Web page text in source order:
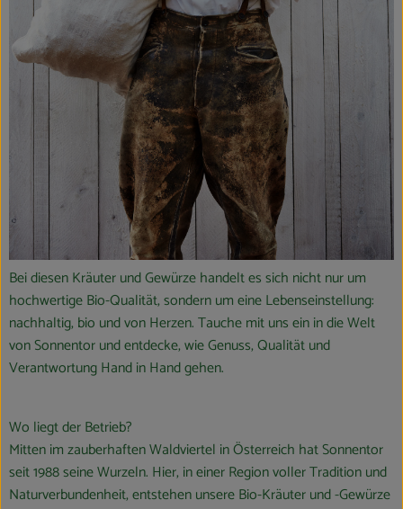
Bei diesen Kräuter und Gewürze handelt es sich nicht nur um
hochwertige Bio-Qualität, sondern um eine Lebenseinstellung:
nachhaltig, bio und von Herzen. Tauche mit uns ein in die Welt
von Sonnentor und entdecke, wie Genuss, Qualität und
Verantwortung Hand in Hand gehen.
Wo liegt der Betrieb?
Mitten im zauberhaften Waldviertel in Österreich hat Sonnentor
seit 1988 seine Wurzeln. Hier, in einer Region voller Tradition und
Naturverbundenheit, entstehen unsere Bio-Kräuter und -Gewürze